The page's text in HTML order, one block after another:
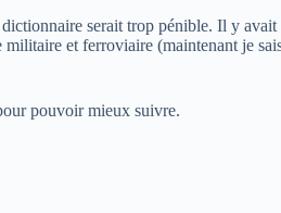
serait trop pénible. Il y
et ferroviaire (maintenant je
pouvoir mieux suivre.